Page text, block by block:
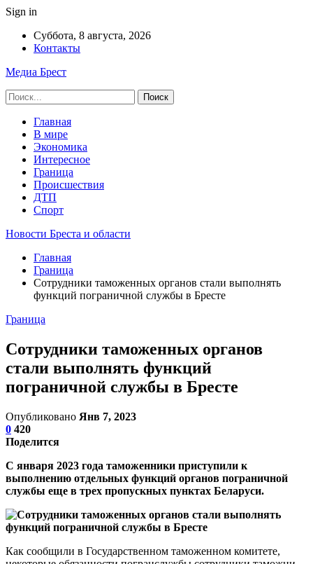
Sign in
Суббота, 8 августа, 2026
Контакты
Медиа Брест
Главная
В мире
Экономика
Интересное
Граница
Происшествия
ДТП
Спорт
Новости Бреста и области
Главная
Граница
Сотрудники таможенных органов стали выполнять
функций пограничной службы в Бресте
Граница
Сотрудники таможенных органов
стали выполнять функций
пограничной службы в Бресте
Опубликовано Янв 7, 2023
0 420
Поделится
С января 2023 года таможенники приступили к
выполнению отдельных функций органов пограничной
службы еще в трех пропускных пунктах Беларуси.
Как сообщили в Государственном таможенном комитете,